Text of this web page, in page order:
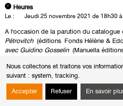
Nous collectons et traitons vos
suivant : system, tracking.
Accepter Refuser En savoir
Heures
Le : Jeudi 25 novembre 2021 de 18h30
A l'occasion de la parution du catalogue
Pétrovitch(éditions Fonds Hélène &
avec Guidino Gosselin (Manuella